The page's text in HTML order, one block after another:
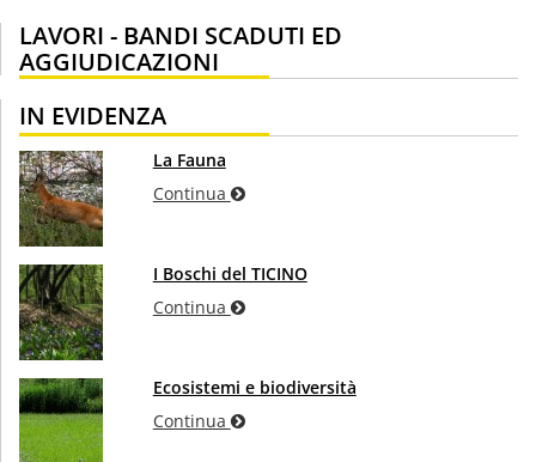
LAVORI - BANDI SCADUTI ED
AGGIUDICAZIONI
IN EVIDENZA
La Fauna
Continua
I Boschi del TICINO
Continua
Ecosistemi e biodiversità
Continua